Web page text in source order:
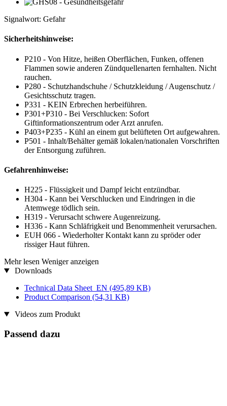
Signalwort: Gefahr
Sicherheitshinweise:
P210 - Von Hitze, heißen Oberflächen, Funken, offenen
Flammen sowie anderen Zündquellenarten fernhalten. Nicht
rauchen.
P280 - Schutzhandschuhe / Schutzkleidung / Augenschutz /
Gesichtsschutz tragen.
P331 - KEIN Erbrechen herbeiführen.
P301+P310 - Bei Verschlucken: Sofort
Giftinformationszentrum oder Arzt anrufen.
P403+P235 - Kühl an einem gut belüfteten Ort aufgewahren.
P501 - Inhalt/Behälter gemäß lokalen/nationalen Vorschriften
der Entsorgung zuführen.
Gefahrenhinweise:
H225 - Flüssigkeit und Dampf leicht entzündbar.
H304 - Kann bei Verschlucken und Eindringen in die
Atemwege tödlich sein.
H319 - Verursacht schwere Augenreizung.
H336 - Kann Schläfrigkeit und Benommenheit verursachen.
EUH 066 - Wiederholter Kontakt kann zu spröder oder
rissiger Haut führen.
Mehr lesen Weniger anzeigen
Downloads
Technical Data Sheet_EN (495,89 KB)
Product Comparison (54,31 KB)
Videos zum Produkt
Passend dazu